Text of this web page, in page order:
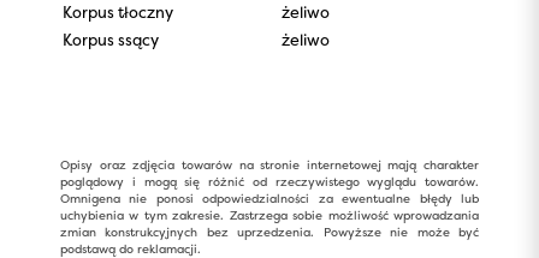
Korpus tłoczny
żeliwo
Korpus ssący
żeliwo
Opisy oraz zdjęcia towarów na stronie internetowej mają charakter
poglądowy i mogą się różnić od rzeczywistego wyglądu towarów.
Omnigena nie ponosi odpowiedzialności za ewentualne błędy lub
uchybienia w tym zakresie. Zastrzega sobie możliwość wprowadzania
zmian konstrukcyjnych bez uprzedzenia. Powyższe nie może być
podstawą do reklamacji.